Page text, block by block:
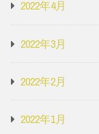
2022年4月
2022年3月
2022年2月
2022年1月